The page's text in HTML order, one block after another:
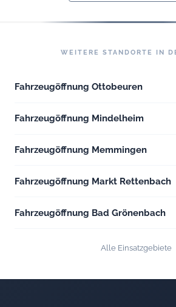
WEITERE STANDORTE IN
Fahrzeugöffnung Ottobeuren
Fahrzeugöffnung Mindelheim
Fahrzeugöffnung Memmingen
Fahrzeugöffnung Markt Rettenbach
Fahrzeugöffnung Bad Grönenbach
Alle Einsatzgebiete